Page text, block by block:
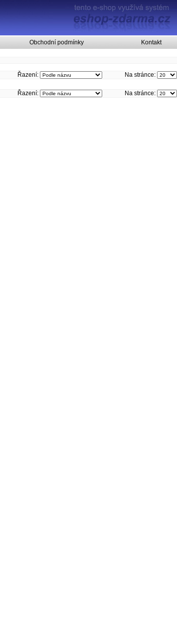
Obchodní podmínky Kontakt
Řazení: Na stránce:
Řazení: Na stránce: